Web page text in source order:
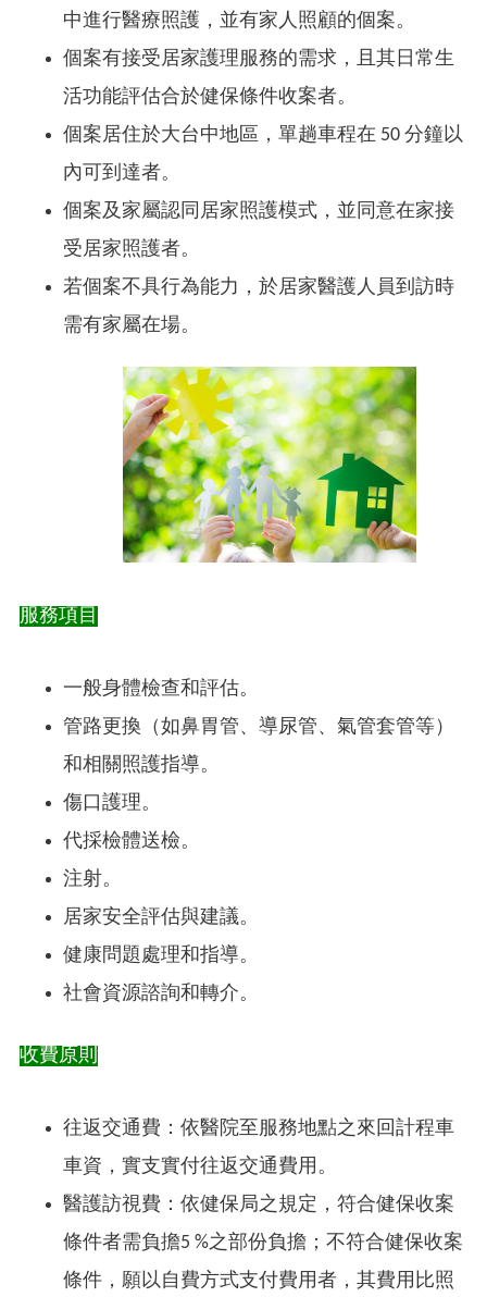
中進行醫療照護，並有家人照顧的個案。
個案有接受居家護理服務的需求，且其日常生
活功能評估合於健保條件收案者。
個案居住於大台中地區，單趟車程在 50 分鐘以
內可到達者。
個案及家屬認同居家照護模式，並同意在家接
受居家照護者。
若個案不具行為能力，於居家醫護人員到訪時
需有家屬在場。
服務項目
一般身體檢查和評估。
管路更換（如鼻胃管、導尿管、氣管套管等）
和相關照護指導。
傷口護理。
代採檢體送檢。
注射。
居家安全評估與建議。
健康問題處理和指導。
社會資源諮詢和轉介。
收費原則
往返交通費：依醫院至服務地點之來回計程車
車資，實支實付往返交通費用。
醫護訪視費：依健保局之規定，符合健保收案
條件者需負擔5 %之部份負擔；不符合健保收案
條件，願以自費方式支付費用者，其費用比照